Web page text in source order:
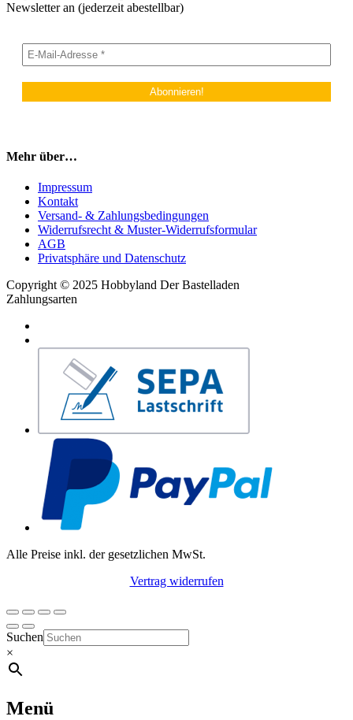
Newsletter an (jederzeit abestellbar)
Mehr über…
Impressum
Kontakt
Versand- & Zahlungsbedingungen
Widerrufsrecht & Muster-Widerrufsformular
AGB
Privatsphäre und Datenschutz
Copyright © 2025 Hobbyland Der Bastelladen
Zahlungsarten
Alle Preise inkl. der gesetzlichen MwSt.
Vertrag widerrufen
Suchen
×
Menü